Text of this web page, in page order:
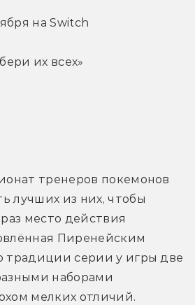
на Switch
их всех»
тренеров покемонов
лучших из них, чтобы
место действия
Пиренейским
традиции серии у игры две
наборами
мелких отличий.